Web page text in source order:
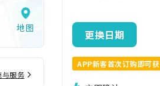
地图
与服务
更换日期
APP新客首次订购即可